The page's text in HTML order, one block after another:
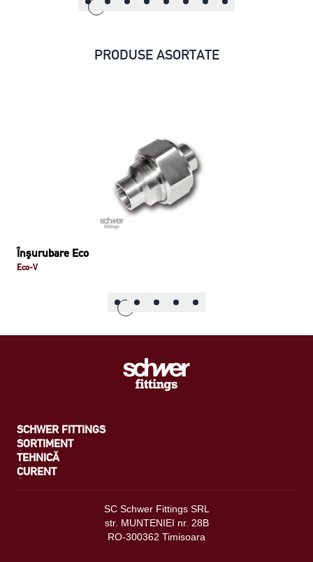
PRODUSE ASORTATE
Înşurubare Eco
Eco-V
SCHWER FITTINGS
SORTIMENT
TEHNICĂ
CURENT
SC Schwer Fittings SRL
str. MUNTENIEI nr. 28B
RO-300362 Timisoara